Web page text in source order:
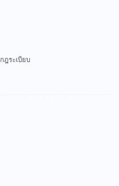
ฎระเบียบ